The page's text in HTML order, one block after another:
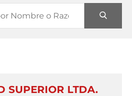
SUPERIOR LTDA.